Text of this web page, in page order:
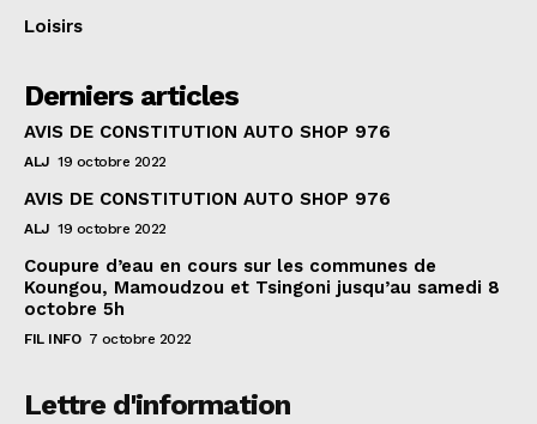
Loisirs
Derniers articles
AVIS DE CONSTITUTION AUTO SHOP 976
ALJ 19 octobre 2022
AVIS DE CONSTITUTION AUTO SHOP 976
ALJ 19 octobre 2022
Coupure d’eau en cours sur les communes de
Koungou, Mamoudzou et Tsingoni jusqu’au samedi 8
octobre 5h
FIL INFO 7 octobre 2022
Lettre d'information